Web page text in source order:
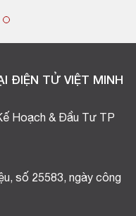
ĐIỆN TỬ VIỆT MINH
Hoạch & Đầu Tư TP
số 25583, ngày công